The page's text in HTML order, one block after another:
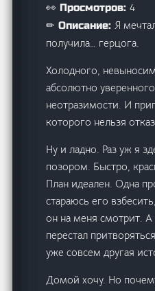
👀 Просмотров:4
✏ Описание:Я
получила… герцога.
Холодного,
абсолютно
неотразимости. И
которого нельзя
Ну и ладно. Раз уж я
позором. Быстро,
План идеален. Одна
стараюсь его
он на меня смотрит. А
перестал
уже совсем другая
Домой хочу. Но